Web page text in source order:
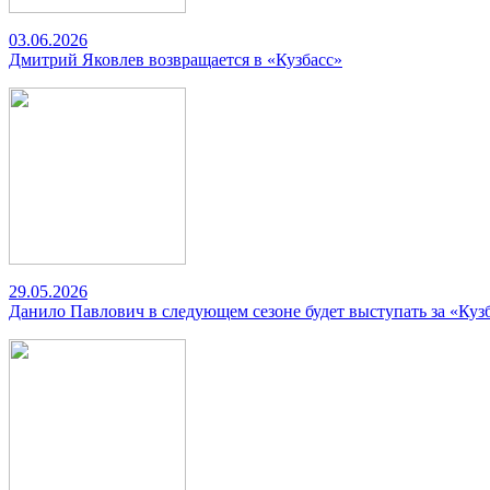
03.06.2026
Дмитрий Яковлев возвращается в «Кузбасс»
29.05.2026
Данило Павлович в следующем сезоне будет выступать за